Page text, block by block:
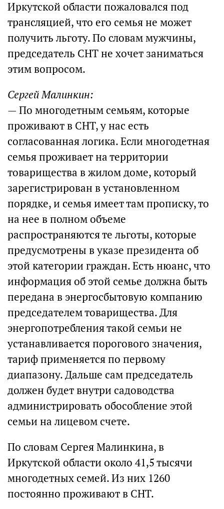
Иркутской области пожаловался под
трансляцией, что его семья не может
получить льготу. По словам мужчины,
председатель СНТ не хочет заниматься
этим вопросом.
Сергей Малинкин:
— По многодетным семьям, которые
проживают в СНТ, у нас есть
согласованная логика. Если многодетная
семья проживает на территории
товарищества в жилом доме, который
зарегистрирован в установленном
порядке, и семья имеет там прописку, то
на нее в полном объеме
распространяются те льготы, которые
предусмотрены в указе президента об
этой категории граждан. Есть нюанс, что
информация об этой семье должна быть
передана в энергосбытовую компанию
председателем товарищества. Для
энергопотребления такой семьи не
устанавливается порогового значения,
тариф применяется по первому
диапазону. Дальше сам председатель
должен будет внутри садоводства
администрировать обособление этой
семьи на лицевом счете.
По словам Сергея Малинкина, в
Иркутской области около 41,5 тысячи
многодетных семей. Из них 1260
постоянно проживают в СНТ.